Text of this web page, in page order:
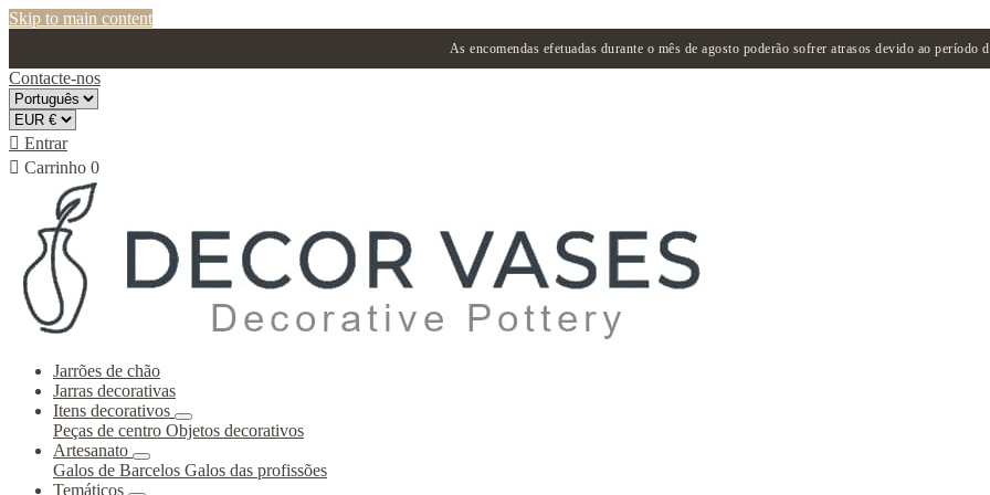
Skip to main content
As encomendas efetuadas durante o mês de agosto poderão sofrer atrasos devido ao período
Contacte-nos
 Entrar
 Carrinho 0
Jarrões de chão
Jarras decorativas
Itens decorativos
Peças de centro Objetos decorativos
Artesanato
Galos de Barcelos Galos das profissões
Temáticos